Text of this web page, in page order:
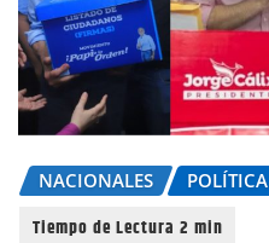
NACIONALES POLÍTICA